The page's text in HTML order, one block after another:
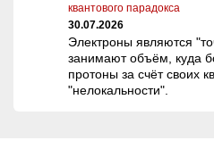
квантового парадокса
30.07.2026
Электроны являются
занимают объём, куда
протоны за счёт своих
"нелокальности".